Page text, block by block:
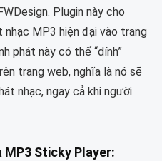
Plugin này cho
MP3 hiện đại vào trang
phát này có thể “dính”
trang web, nghĩa là nó sẽ
nhạc, ngay cả khi người
Sticky Player: